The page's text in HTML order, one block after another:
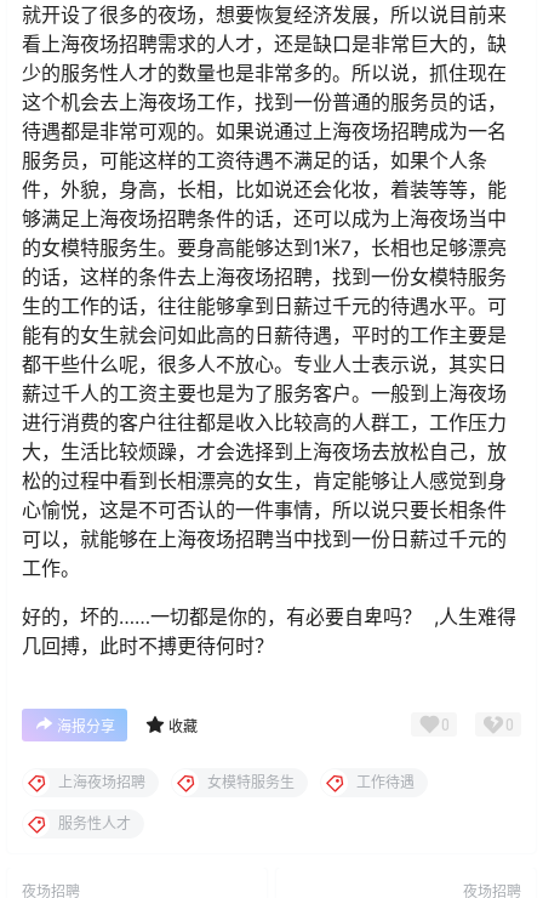
就开设了很多的夜场，想要恢复经济发展，所以说目前来
看上海夜场招聘需求的人才，还是缺口是非常巨大的，缺
少的服务性人才的数量也是非常多的。所以说，抓住现在
这个机会去上海夜场工作，找到一份普通的服务员的话，
待遇都是非常可观的。如果说通过上海夜场招聘成为一名
服务员，可能这样的工资待遇不满足的话，如果个人条
件，外貌，身高，长相，比如说还会化妆，着装等等，能
够满足上海夜场招聘条件的话，还可以成为上海夜场当中
的女模特服务生。要身高能够达到1米7，长相也足够漂亮
的话，这样的条件去上海夜场招聘，找到一份女模特服务
生的工作的话，往往能够拿到日薪过千元的待遇水平。可
能有的女生就会问如此高的日薪待遇，平时的工作主要是
都干些什么呢，很多人不放心。专业人士表示说，其实日
薪过千人的工资主要也是为了服务客户。一般到上海夜场
进行消费的客户往往都是收入比较高的人群工，工作压力
大，生活比较烦躁，才会选择到上海夜场去放松自己，放
松的过程中看到长相漂亮的女生，肯定能够让人感觉到身
心愉悦，这是不可否认的一件事情，所以说只要长相条件
可以，就能够在上海夜场招聘当中找到一份日薪过千元的
工作。
好的，坏的……一切都是你的，有必要自卑吗？ ,人生难得
几回搏，此时不搏更待何时？
海报分享 收藏 0 0
上海夜场招聘 女模特服务生 工作待遇
服务性人才
夜场招聘 夜场招聘